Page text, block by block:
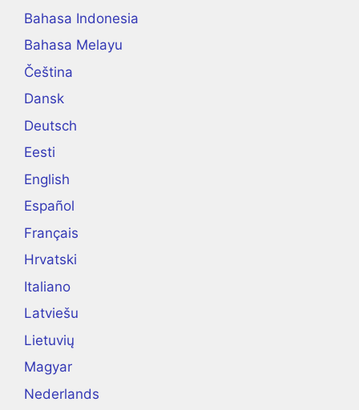
Bahasa Indonesia
Bahasa Melayu
Čeština
Dansk
Deutsch
Eesti
English
Español
Français
Hrvatski
Italiano
Latviešu
Lietuvių
Magyar
Nederlands